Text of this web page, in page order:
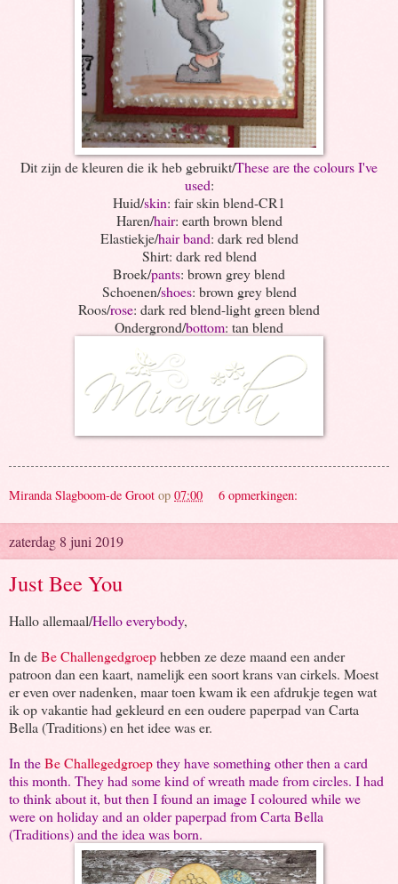
Dit zijn de kleuren die ik heb gebruikt/These are the colours I've
used:
Huid/skin: fair skin blend-CR1
Haren/hair: earth brown blend
Elastiekje/hair band: dark red blend
Shirt: dark red blend
Broek/pants: brown grey blend
Schoenen/shoes: brown grey blend
Roos/rose: dark red blend-light green blend
Ondergrond/bottom: tan blend
Miranda Slagboom-de Groot op 07:00 6 opmerkingen:
zaterdag 8 juni 2019
Just Bee You
Hallo allemaal/Hello everybody,
In deBe Challengedgroephebben ze deze maand een ander
patroon dan een kaart, namelijk een soort krans van cirkels. Moest
er even over nadenken, maar toen kwam ik een afdrukje tegen wat
ik op vakantie had gekleurd en een oudere paperpad van Carta
Bella (Traditions) en het idee was er.
In theBe Challegedgroepthey have something other then a card
this month. They had some kind of wreath made from circles. I had
to think about it, but then I found an image I coloured while we
were on holiday and an older paperpad from Carta Bella
(Traditions) and the idea was born.